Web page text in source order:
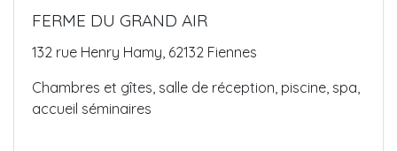
FERME DU GRAND AIR
132 rue Henry Hamy, 62132 Fiennes
Chambres et gîtes, salle de réception, piscine, spa,
accueil séminaires